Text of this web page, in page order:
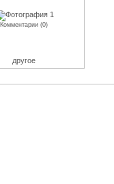
Комментарии (0)
другое